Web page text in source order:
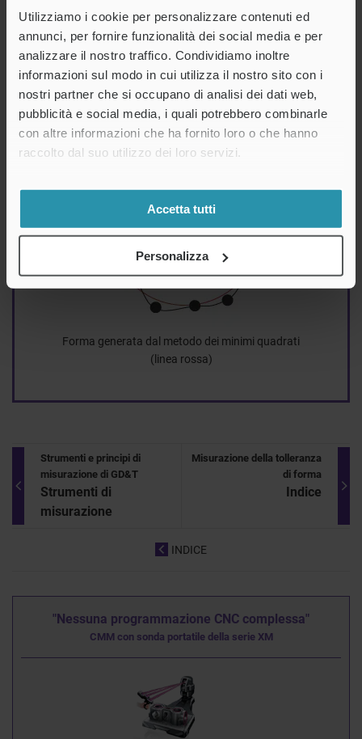
Utilizziamo i cookie per personalizzare contenuti ed
annunci, per fornire funzionalità dei social media e per
analizzare il nostro traffico. Condividiamo inoltre
informazioni sul modo in cui utilizza il nostro sito con i
nostri partner che si occupano di analisi dei dati web,
pubblicità e social media, i quali potrebbero combinarle
con altre informazioni che ha fornito loro o che hanno
raccolto dal suo utilizzo dei loro servizi.
Accetta tutti
Personalizza
Punti di misurazione
Forma generata dal metodo dei minimi quadrati
(linea rossa)
Strumenti e principi di
misurazione di GD&T
Strumenti di
misurazione
Misurazione della tolleranza
di forma
Indice
INDICE
"Nessuna programmazione CNC complessa"
CMM con sonda portatile della serie XM